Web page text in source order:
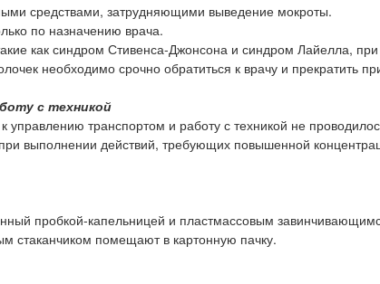
средствами, затрудняющими выведение мокроты.
по назначению врача.
как синдром Стивенса-Джонсона и синдром Лайелла,
необходимо срочно обратиться к врачу и прекратить
с техникой
транспортом и работу с техникой не
выполнении действий, требующих повышенной
пробкой-капельницей и пластмассовым
стаканчиком помещают в картонную пачку.